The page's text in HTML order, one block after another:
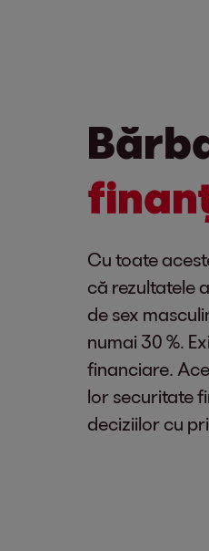
Cu toate
că rezultatele
de sex
numai 30 %.
financiare.
lor securitate
deciziilor cu